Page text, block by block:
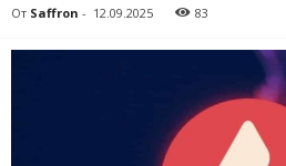
От Saffron - 12.09.2025 83